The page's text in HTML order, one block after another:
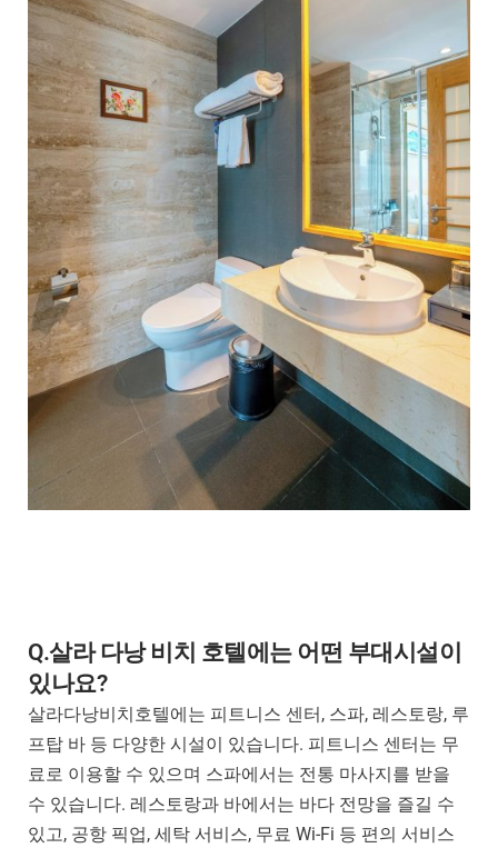
Q.살라 다낭 비치 호텔에는 어떤 부대시설이
있나요?
살라다낭비치호텔에는 피트니스 센터, 스파, 레스토랑, 루
프탑 바 등 다양한 시설이 있습니다. 피트니스 센터는 무
료로 이용할 수 있으며 스파에서는 전통 마사지를 받을
수 있습니다. 레스토랑과 바에서는 바다 전망을 즐길 수
있고, 공항 픽업, 세탁 서비스, 무료 Wi-Fi 등 편의 서비스